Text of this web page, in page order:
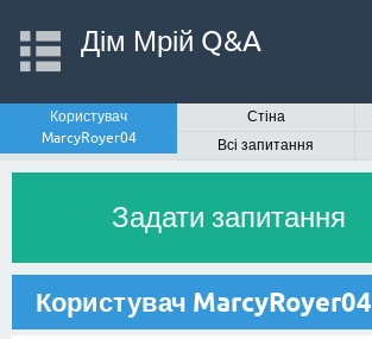
Дім Мрій Q&A
Користувач
MarcyRoyer04
Стіна
Всі запитання
Задати запитання
Користувач MarcyRoyer04